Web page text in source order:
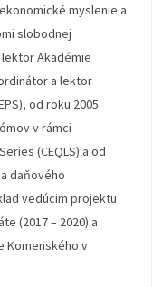
myslenie a
slobodnej
Akadémie
a lektor
od roku 2005
v rámci
(CEQLS) a od
daňového
vedúcim projektu
(2017 – 2020) a
Komenského v